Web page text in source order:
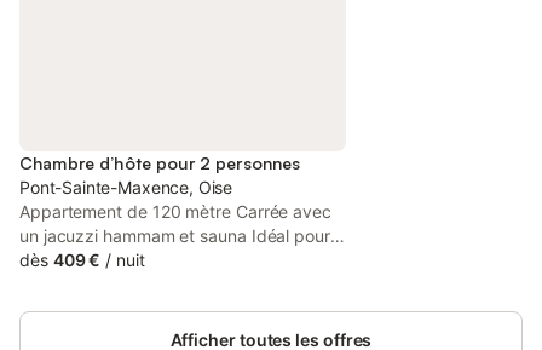
Chambre d’hôte pour 2 personnes
Pont-Sainte-Maxence, Oise
Appartement de 120 mètre Carrée avec
un jacuzzi hammam et sauna Idéal pour
se ressourcer et passer un week-end en
possible! Vous pouvez dormir à 4 et
passer la journée à 6
dès 409 € / nuit
Afficher toutes les offres